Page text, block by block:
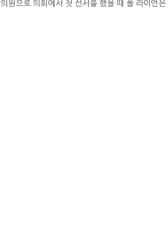
원으로 의회에서 첫 선서를 했을 때 폴 라이언